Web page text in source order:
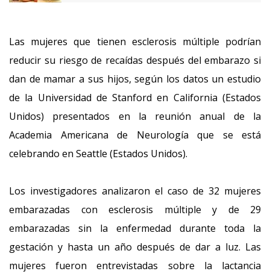
Las mujeres que tienen esclerosis múltiple podrían
reducir su riesgo de recaídas después del embarazo si
dan de mamar a sus hijos, según los datos un estudio
de la Universidad de Stanford en California (Estados
Unidos) presentados en la reunión anual de la
Academia Americana de Neurología que se está
celebrando en Seattle (Estados Unidos).
Los investigadores analizaron el caso de 32 mujeres
embarazadas con esclerosis múltiple y de 29
embarazadas sin la enfermedad durante toda la
gestación y hasta un año después de dar a luz. Las
mujeres fueron entrevistadas sobre la lactancia